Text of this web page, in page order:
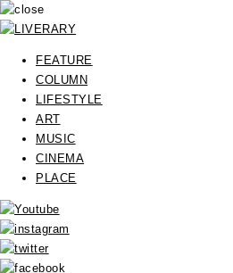
FEATURE
COLUMN
LIFESTYLE
ART
MUSIC
CINEMA
PLACE